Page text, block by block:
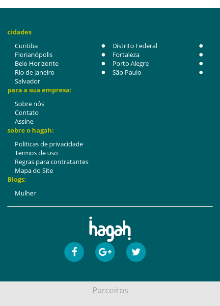
cidades
Curitiba
Distrito Federal
Florianópolis
Fortaleza
Belo Horizonte
Porto Alegre
Rio de janeiro
São Paulo
Salvador
para a sua empresa:
Sobre nós
Contato
Assine
sobre o hagah:
Politicas de privacidade
Termos de uso
Regras para contratantes
Mapa do Site
Blogs:
Mulher
Parceiros